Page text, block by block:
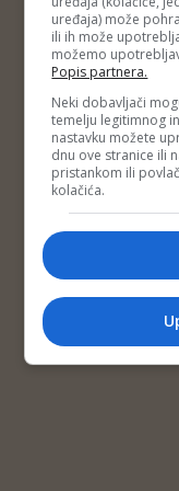
Impressum
uređaja) može
ili ih može
možemo
Popis partnera.
Neki dobavljači
temelju legitimnog
nastavku možete
dnu ove stranice ili
pristankom ili
kolačića.